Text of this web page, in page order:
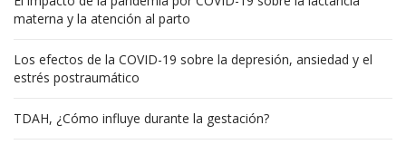
materna y la atención al parto
Los efectos de la COVID-19 sobre la depresión, ansiedad y el
estrés postraumático
TDAH, ¿Cómo influye durante la gestación?